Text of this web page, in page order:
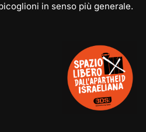
in senso più generale.